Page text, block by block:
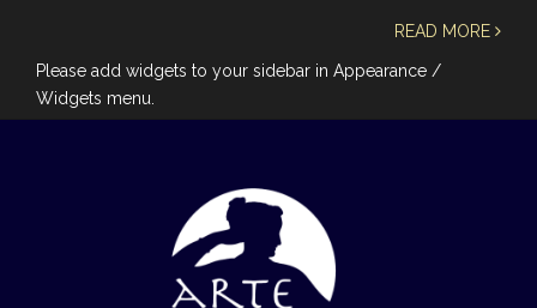
READ MORE
Please add widgets to your sidebar in Appearance /
Widgets menu.